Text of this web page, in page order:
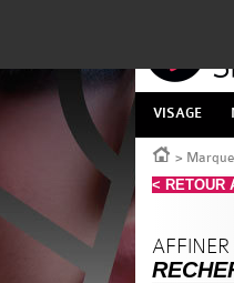
VISAGE
Accueil
>
< RETOUR
AFFINER